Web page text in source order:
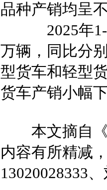
品种产销均呈
2025年1-11
万辆，同比分
型货车和轻型
货车产销小幅下
本文摘自《
内容有所精减
13020028333